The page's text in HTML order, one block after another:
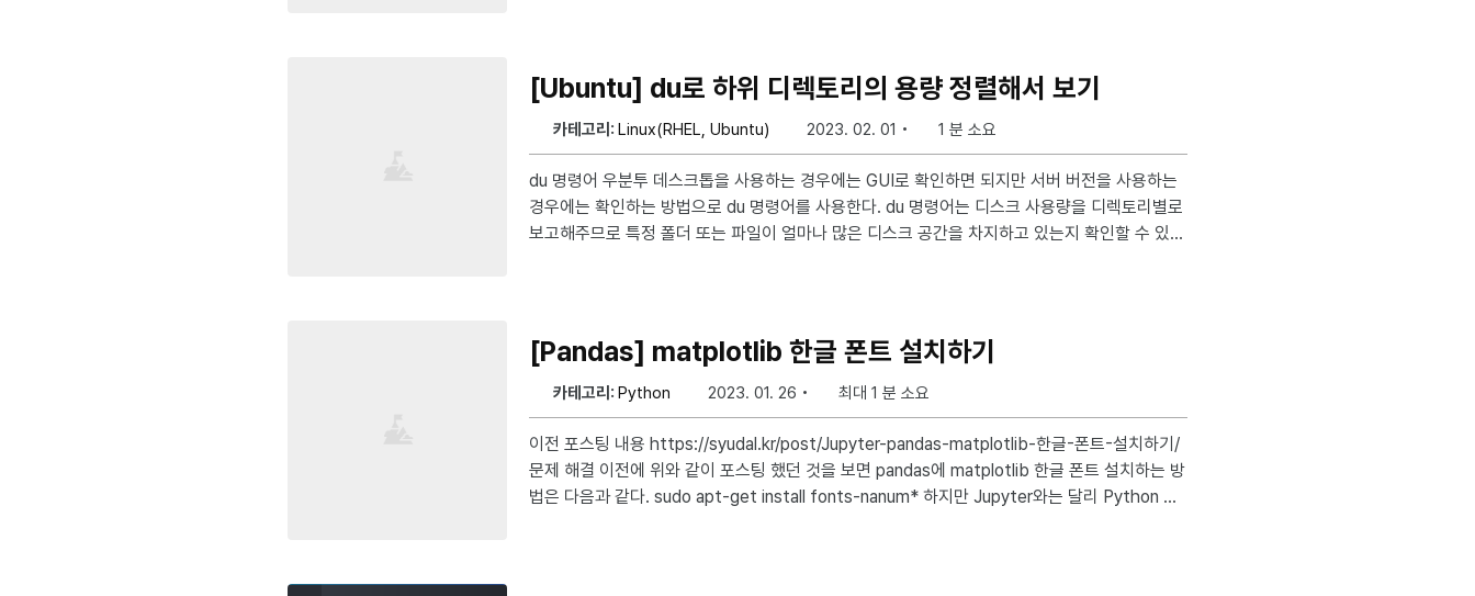
다. B의 아이피 주소는 10.0.0.3이고 ssh가
[Ubuntu] du로 하위 디렉토리의 용량 정렬해서 보기
카테고리: Linux(RHEL, Ubuntu) 2023. 02. 01 1 분 소요
du 명령어 우분투 데스크톱을 사용하는 경우에는 GUI로 확인하면 되지만 서버 버전을 사용하는
경우에는 확인하는 방법으로 du 명령어를 사용한다. du 명령어는 디스크 사용량을 디렉토리별로
보고해주므로 특정 폴더 또는 파일이 얼마나 많은 디스크 공간을 차지하고 있는지 확인할 수 있
디렉토리를 기준으로 총 사용량을 사람이 보기 편한 단위로 보여주는 명령어이다. 그런데 위의 명
령어를 사용
[Pandas] matplotlib 한글 폰트 설치하기
카테고리: Python 2023. 01. 26 최대 1 분 소요
이전 포스팅 내용 https://syudal.kr/post/Jupyter-pandas-matplotlib-한글-폰트-설치하기/
문제 해결 이전에 위와 같이 포스팅 했던 것을 보면 pandas에 matplotlib 한글 폰트 설치하는 방
법은 다음과 같다. sudo apt-get install fonts-nanum* 하지만 Jupyter와는 달리 Python Co